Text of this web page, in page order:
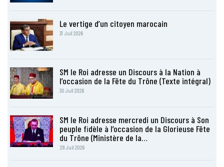
Le vertige d’un citoyen marocain
31 Juil 2026
SM le Roi adresse un Discours à la Nation à
l’occasion de la Fête du Trône (Texte intégral)
30 Juil 2026
SM le Roi adresse mercredi un Discours à Son
peuple fidèle à l’occasion de la Glorieuse Fête
du Trône (Ministère de la…
29 Juil 2026